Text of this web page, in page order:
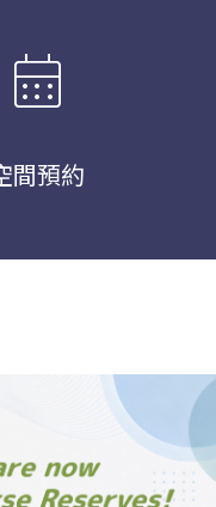
calendar_month
間預約